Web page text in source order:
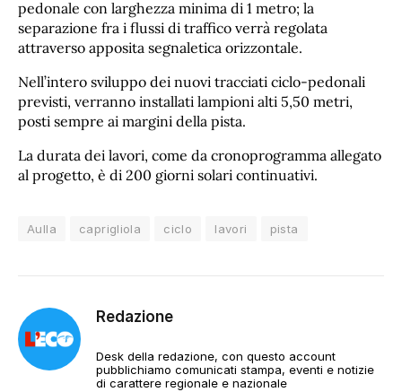
pedonale con larghezza minima di 1 metro; la
separazione fra i flussi di traffico verrà regolata
attraverso apposita segnaletica orizzontale.
Nell’intero sviluppo dei nuovi tracciati ciclo-pedonali
previsti, verranno installati lampioni alti 5,50 metri,
posti sempre ai margini della pista.
La durata dei lavori, come da cronoprogramma allegato
al progetto, è di 200 giorni solari continuativi.
Aulla caprigliola ciclo lavori pista
Redazione
Desk della redazione, con questo account
pubblichiamo comunicati stampa, eventi e notizie
di carattere regionale e nazionale